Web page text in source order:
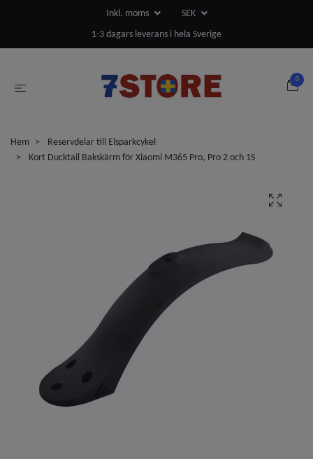
Inkl. moms
SEK
1-3 dagars leverans i hela Sverige
0
Hem
Reservdelar till Elsparkcykel
Kort Ducktail Bakskärm för Xiaomi M365 Pro, Pro 2 och 1S